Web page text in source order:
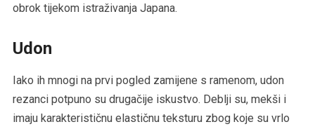
obrok tijekom istraživanja Japana.
Udon
Iako ih mnogi na prvi pogled zamijene s ramenom, udon
rezanci potpuno su drugačije iskustvo. Deblji su, mekši i
imaju karakterističnu elastičnu teksturu zbog koje su vrlo